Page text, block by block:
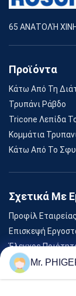
65 ΑΝΑΤΟΛΉ
Προϊόντα
Κάτω Από Τη
Τρυπάνι Ράβδο
Tricone Λεπίδα
Κομμάτια
Κάτω Από Το
Σχετικά Με
Προφίλ Εταιρείας
Επισκεψή
Έλεγχος
Sitemap
Mr.